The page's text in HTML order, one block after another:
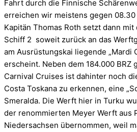
Fahrt durch die Finnische
erreichen wir meistens gegen
Kapitän Thomas Roth setzt dann
Schiff 2 soweit zurück an das
am Ausrüstungskai liegende „Mardi
erscheint. Neben dem 184.000 BRZ
Carnival Cruises ist dahinter noch
Costa Toskana zu erkennen, eine
Smeralda. Die Werft hier in Turku
der renommierten Meyer Werft aus
Niedersachsen übernommen, weil